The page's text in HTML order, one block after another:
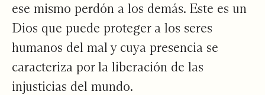
ese mismo perdón a los demás. Este es un
Dios que puede proteger a los seres
humanos del mal y cuya presencia se
caracteriza por la liberación de las
injusticias del mundo.